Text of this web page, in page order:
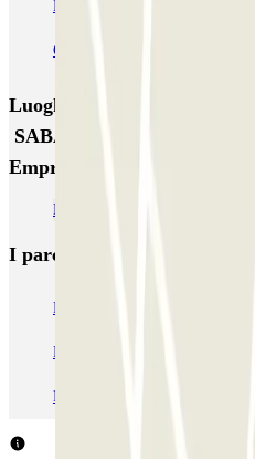
Parque do Carregal
Garagem Dom João IV
Luoghi ed eventi che
SABA Parque de
Empresarial do Porto
Parcheggi all’Aeroporto di
I parcheggi
Parcheggio Venezia
Parcheggio Roma
Parcheggio Malpensa Terminal 1